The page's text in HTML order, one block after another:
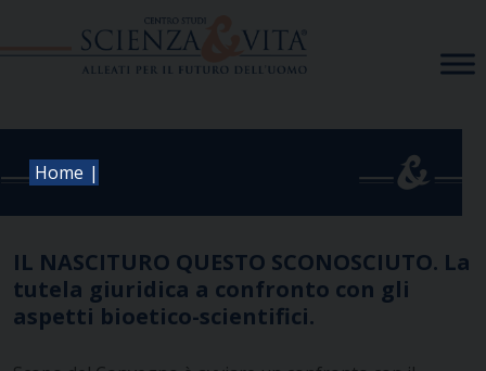
Home |
IL NASCITURO QUESTO SCONOSCIUTO. La
tutela giuridica a confronto con gli
aspetti bioetico-scientifici.